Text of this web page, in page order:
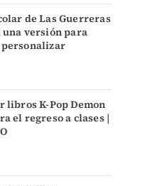
de Las Guerreras
una versión para
libros K-Pop Demon
el regreso a clases |